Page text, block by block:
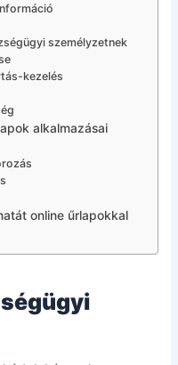
személyzetnek
kezelés
alkalmazásai
online űrlapokkal